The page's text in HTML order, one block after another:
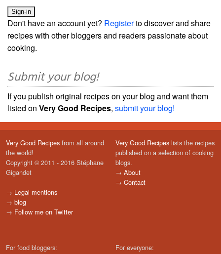
Don't have an account yet? Registerto discover and share
recipes with other bloggers and readers passionate about
cooking.
Submit your blog!
If you publish original recipes on your blog and want them
listed on Very Good Recipes, submit your blog!
Very Good Recipes from all around
the world!
Copyright © 2011 - 2016 Stéphane
Gigandet
→ Legal mentions
→ blog
→ Follow me on Twitter
Very Good Recipes lists the recipes
published on a selection of cooking
blogs.
→ About
→ Contact
For food bloggers:
For everyone: